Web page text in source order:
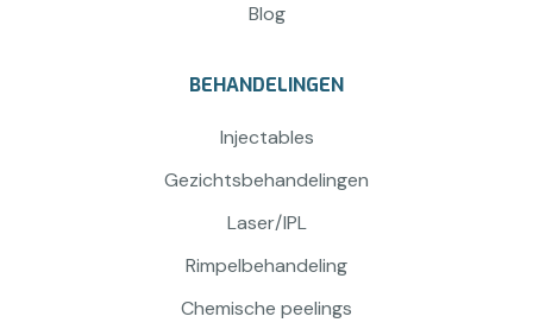
Blog
BEHANDELINGEN
Injectables
Gezichtsbehandelingen
Laser/IPL
Rimpelbehandeling
Chemische peelings